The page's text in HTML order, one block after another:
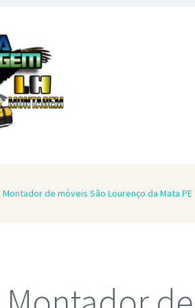
Montador de móveis São Lourenço da Mata PE